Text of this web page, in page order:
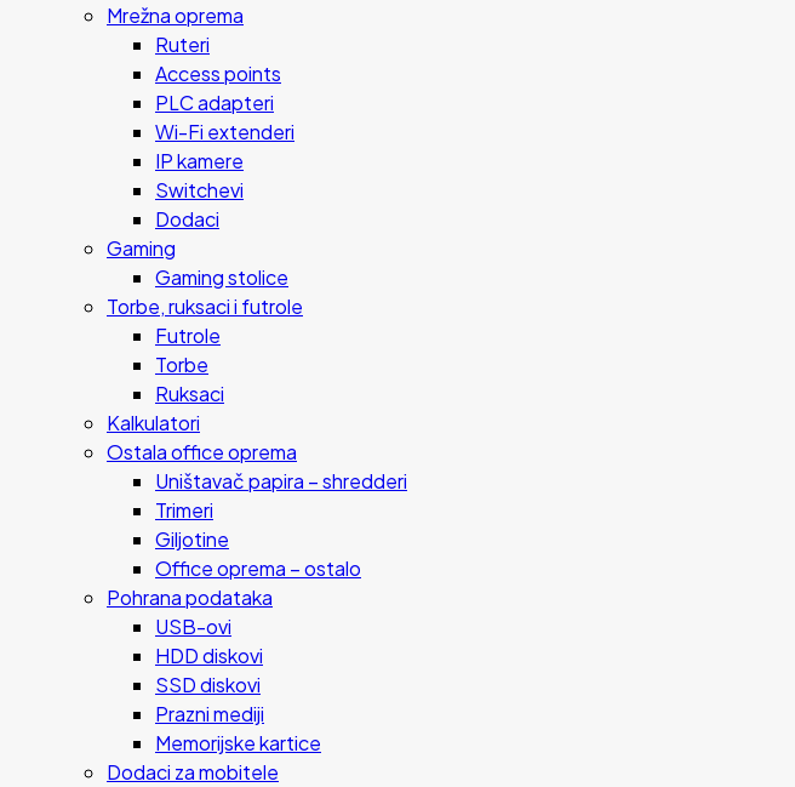
Mrežna oprema
Ruteri
Access points
PLC adapteri
Wi-Fi extenderi
IP kamere
Switchevi
Dodaci
Gaming
Gaming stolice
Torbe, ruksaci i futrole
Futrole
Torbe
Ruksaci
Kalkulatori
Ostala office oprema
Uništavač papira – shredderi
Trimeri
Giljotine
Office oprema – ostalo
Pohrana podataka
USB-ovi
HDD diskovi
SSD diskovi
Prazni mediji
Memorijske kartice
Dodaci za mobitele